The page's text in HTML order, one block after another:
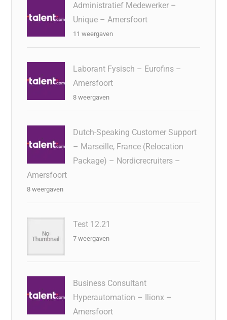
Administratief Medewerker –
Unique – Amersfoort
11 weergaven
Laborant Fysisch – Eurofins –
Amersfoort
8 weergaven
Dutch-Speaking Customer Support
– Marseille, France (Relocation
Package) – Nordicrecruiters –
Amersfoort
8 weergaven
Test 12.21
7 weergaven
Business Consultant
Hyperautomation – Ilionx –
Amersfoort